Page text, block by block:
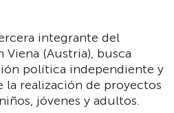
integrante del
(Austria), busca
política independiente y
la realización de proyectos
jóvenes y adultos.